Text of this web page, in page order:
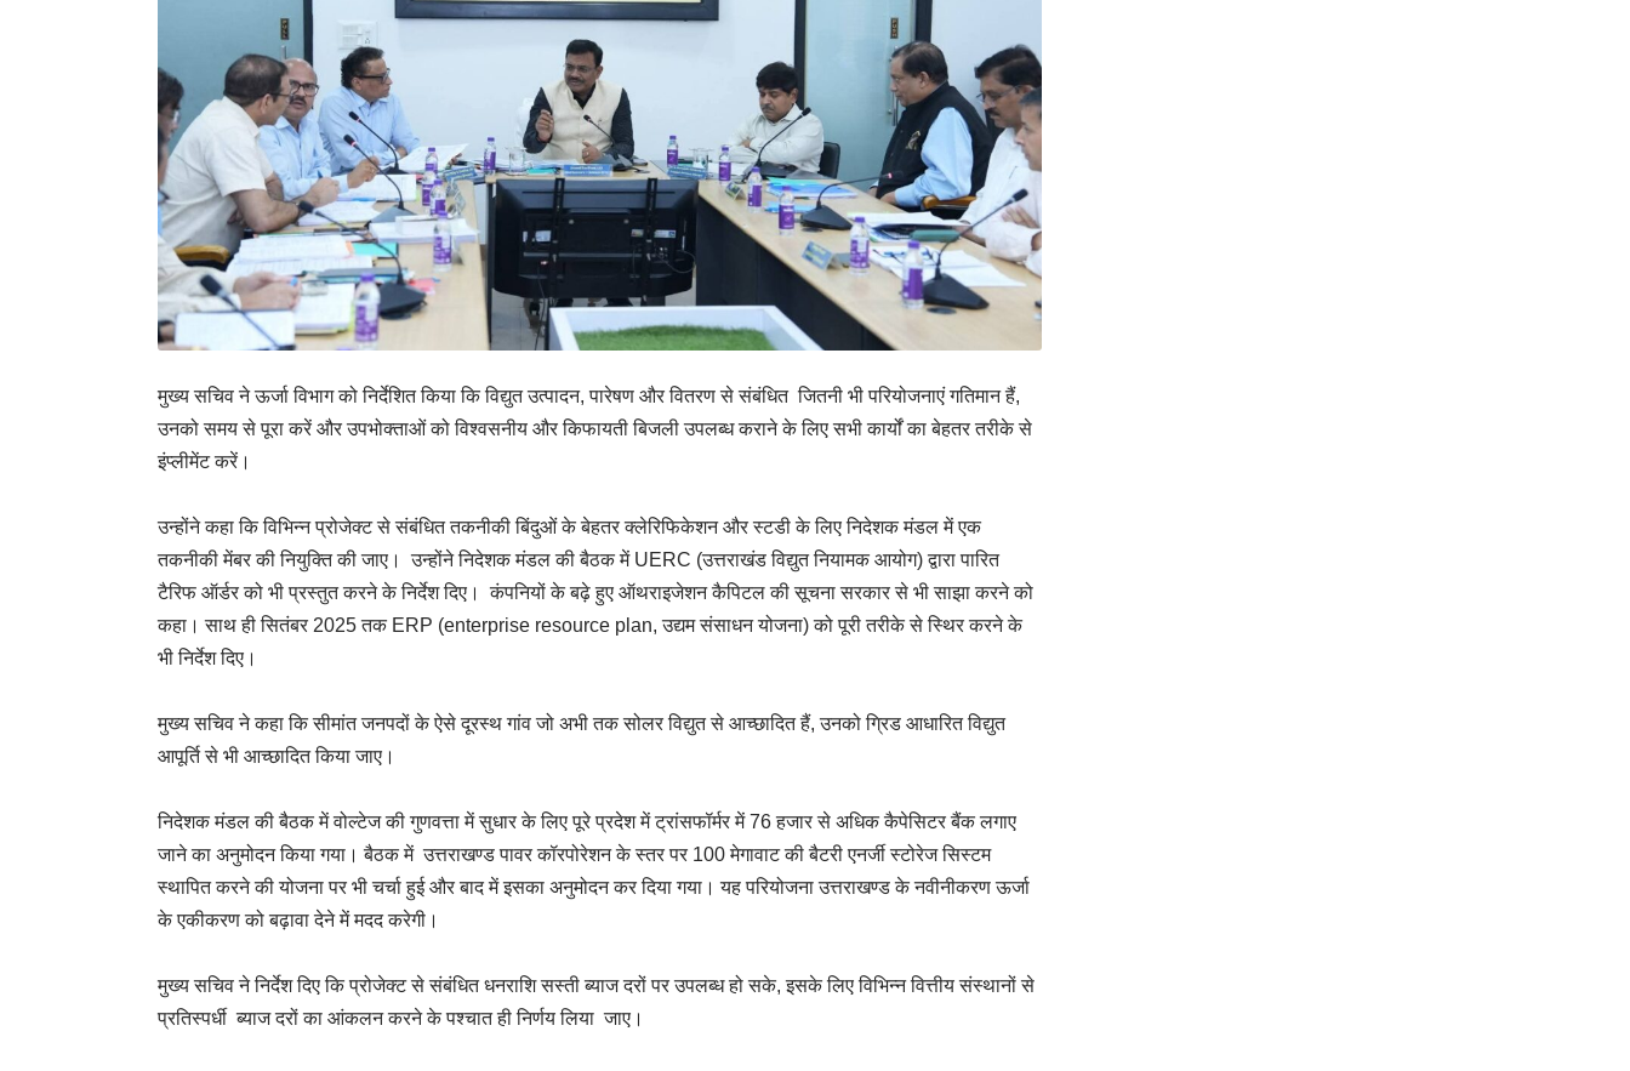
मुख्य सचिव ने ऊर्जा विभाग को निर्देशित किया कि विद्युत उत्पादन, पारेषण और वितरण से संबंधित जितनी भी परियोजनाएं गतिमान हैं,
उनको समय से पूरा करें और उपभोक्ताओं को विश्वसनीय और किफायती बिजली उपलब्ध कराने के लिए सभी कार्यों का बेहतर तरीके से
इंप्लीमेंट करें।
उन्होंने कहा कि विभिन्न प्रोजेक्ट से संबंधित तकनीकी बिंदुओं के बेहतर क्लेरिफिकेशन और स्टडी के लिए निदेशक मंडल में एक
तकनीकी मेंबर की नियुक्ति की जाए। उन्होंने निदेशक मंडल की बैठक में UERC (उत्तराखंड विद्युत नियामक आयोग) द्वारा पारित
टैरिफ ऑर्डर को भी प्रस्तुत करने के निर्देश दिए। कंपनियों के बढ़े हुए ऑथराइजेशन कैपिटल की सूचना सरकार से भी साझा करने को
कहा। साथ ही सितंबर 2025 तक ERP (enterprise resource plan, उद्यम संसाधन योजना) को पूरी तरीके से स्थिर करने के
भी निर्देश दिए।
मुख्य सचिव ने कहा कि सीमांत जनपदों के ऐसे दूरस्थ गांव जो अभी तक सोलर विद्युत से आच्छादित हैं, उनको ग्रिड आधारित विद्युत
आपूर्ति से भी आच्छादित किया जाए।
निदेशक मंडल की बैठक में वोल्टेज की गुणवत्ता में सुधार के लिए पूरे प्रदेश में ट्रांसफॉर्मर में 76 हजार से अधिक कैपेसिटर बैंक लगाए
जाने का अनुमोदन किया गया। बैठक में उत्तराखण्ड पावर कॉरपोरेशन के स्तर पर 100 मेगावाट की बैटरी एनर्जी स्टोरेज सिस्टम
स्थापित करने की योजना पर भी चर्चा हुई और बाद में इसका अनुमोदन कर दिया गया। यह परियोजना उत्तराखण्ड के नवीनीकरण ऊर्जा
के एकीकरण को बढ़ावा देने में मदद करेगी।
मुख्य सचिव ने निर्देश दिए कि प्रोजेक्ट से संबंधित धनराशि सस्ती ब्याज दरों पर उपलब्ध हो सके, इसके लिए विभिन्न वित्तीय संस्थानों से
प्रतिस्पर्धी ब्याज दरों का आंकलन करने के पश्चात ही निर्णय लिया जाए।